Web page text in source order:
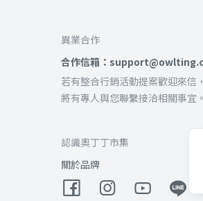
異業合作
合作信箱：
若有整合行銷活動提案歡迎來信，
將有專人與您聯繫接洽相關事宜。
認識奧丁丁市集
關於品牌